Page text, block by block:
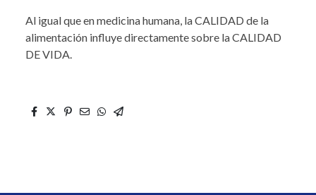
Al igual que en medicina humana, la CALIDAD de la
alimentación influye directamente sobre la CALIDAD
DE VIDA.